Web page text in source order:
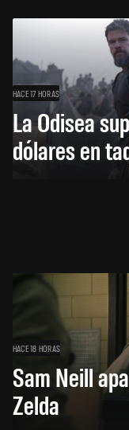
HACE 17 HORAS
La Odisea
dólares en
HACE 18 HORAS
Sam Neill
Zelda